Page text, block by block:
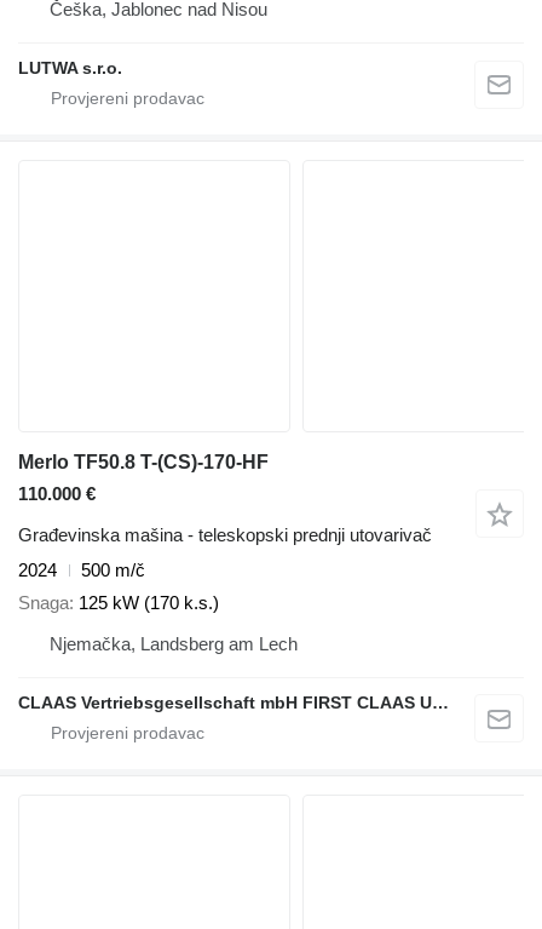
Češka, Jablonec nad Nisou
LUTWA s.r.o.
Merlo TF50.8 T-(CS)-170-HF
110.000 €
Građevinska mašina - teleskopski prednji utovarivač
2024
500 m/č
Snaga 125 kW (170 k.s.)
Njemačka, Landsberg am Lech
CLAAS Vertriebsgesellschaft mbH FIRST CLAAS USED Center